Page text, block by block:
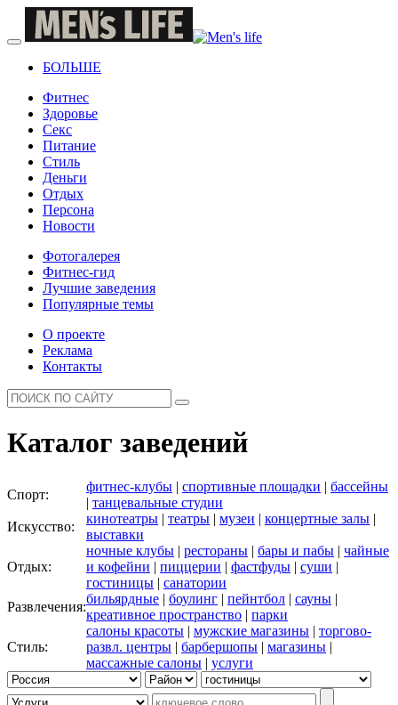
БОЛЬШЕ
Фитнес
Здоровье
Секс
Питание
Стиль
Деньги
Отдых
Персона
Новости
Фотогалерея
Фитнес-гид
Лучшие заведения
Популярные темы
О проекте
Реклама
Контакты
Каталог заведений
Спорт:
фитнес-клубы | спортивные площадки | бассейны
| танцевальные студии
Искусство:
кинотеатры | театры | музеи | концертные залы |
выставки
Отдых:
ночные клубы | рестораны | бары и пабы | чайные
и кофейни | пиццерии | фастфуды | суши |
гостиницы | санатории
Развлечения:
бильярдные | боулинг | пейнтбол | сауны |
креативное пространство | парки
Стиль:
салоны красоты | мужские магазины | торгово-
развл. центры | барбершопы | магазины |
массажные салоны | услуги